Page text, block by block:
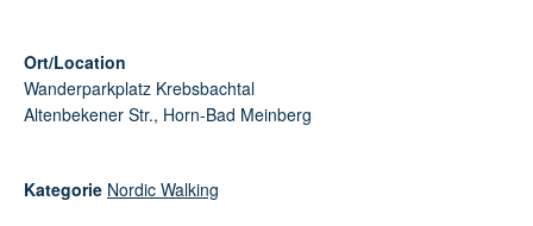
Ort/Location
Wanderparkplatz Krebsbachtal
Altenbekener Str., Horn-Bad Meinberg
Kategorie Nordic Walking